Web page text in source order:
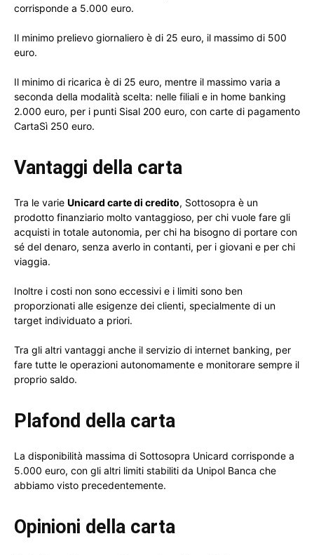
corrisponde a 5.000 euro.
Il minimo prelievo giornaliero è di 25 euro, il massimo di 500
euro.
Il minimo di ricarica è di 25 euro, mentre il massimo varia a
seconda della modalità scelta: nelle filiali e in home banking
2.000 euro, per i punti Sisal 200 euro, con carte di pagamento
CartaSì 250 euro.
Vantaggi della carta
Tra le varie Unicard carte di credito, Sottosopra è un
prodotto finanziario molto vantaggioso, per chi vuole fare gli
acquisti in totale autonomia, per chi ha bisogno di portare con
sé del denaro, senza averlo in contanti, per i giovani e per chi
viaggia.
Inoltre i costi non sono eccessivi e i limiti sono ben
proporzionati alle esigenze dei clienti, specialmente di un
target individuato a priori.
Tra gli altri vantaggi anche il servizio di internet banking, per
fare tutte le operazioni autonomamente e monitorare sempre il
proprio saldo.
Plafond della carta
La disponibilità massima di Sottosopra Unicard corrisponde a
5.000 euro, con gli altri limiti stabiliti da Unipol Banca che
abbiamo visto precedentemente.
Opinioni della carta